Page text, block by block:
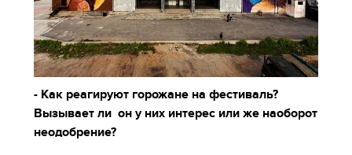
- Как реагируют горожане на фестиваль?
Вызывает ли он у них интерес или же наоборот
неодобрение?